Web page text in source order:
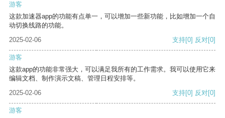
游客
这款加速器app的功能有点单一，可以增加一些新功能，比如增加一个自
动切换线路的功能。
2025-02-06
支持[0] 反对[0]
游客
这款app的功能非常强大，可以满足我所有的工作需求。我可以使用它来
编辑文档、制作演示文稿、管理日程安排等。
2025-02-06
支持[0] 反对[0]
游客